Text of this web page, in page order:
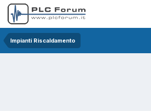
Impianti Riscaldamento